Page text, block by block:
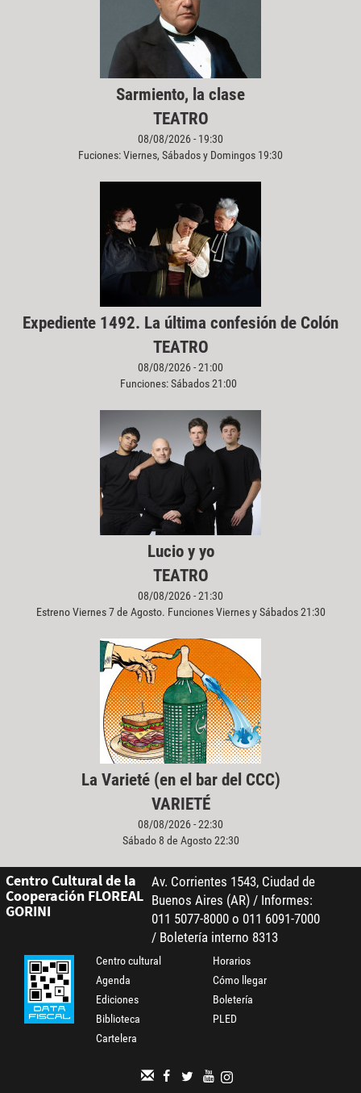
Sarmiento, la clase
TEATRO
08/08/2026 - 19:30
Fuciones: Viernes, Sábados y Domingos 19:30
Expediente 1492. La última confesión de Colón
TEATRO
08/08/2026 - 21:00
Funciones: Sábados 21:00
Lucio y yo
TEATRO
08/08/2026 - 21:30
Estreno Viernes 7 de Agosto. Funciones Viernes y Sábados 21:30
La Varieté (en el bar del CCC)
VARIETÉ
08/08/2026 - 22:30
Sábado 8 de Agosto 22:30
Centro Cultural de la
Cooperación FLOREAL
GORINI
Av. Corrientes 1543, Ciudad de
Buenos Aires (AR) / Informes:
011 5077-8000 o 011 6091-7000
/ Boletería interno 8313
Centro cultural
Agenda
Ediciones
Biblioteca
Cartelera
Horarios
Cómo llegar
Boletería
PLED